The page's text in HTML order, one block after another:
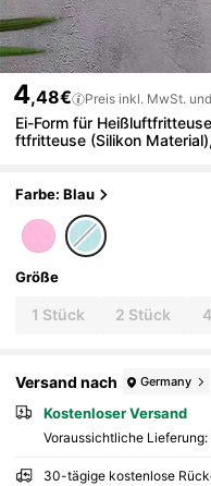
4,48€ Preis inkl. MwSt.
Ei-Form für
ftfritteuse (Silikon
kidee zum Vatertag,
Farbe: Blau
Größe
1 Stück 2 Stück
Versand nach Germany
Kostenloser Versand
Voraussichtliche Lieferung:
30-tägige kostenlose